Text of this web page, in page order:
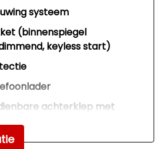
systeem
(binnenspiegel
keyless start)
achterklep met
differentieel